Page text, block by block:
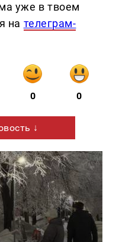
уже в твоем
на телеграм-
0 0
↓